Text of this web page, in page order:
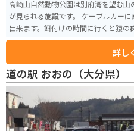
高崎山自然動物公園は別府湾を望む
が見られる施設です。 ケーブルカー
出来ます。餌付けの時間に行くと猿
す。
詳し
道の駅 おおの（大分県）